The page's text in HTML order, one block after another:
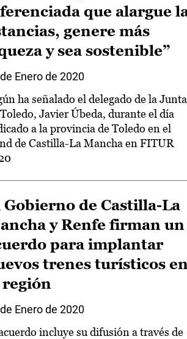
que alargue
genere más
y sea sostenible”
Enero de 2020
ha señalado el delegado de la Junta
Javier Úbeda, durante el día
a la provincia de Toledo en el
de Castilla-La Mancha en FITUR
Gobierno de Castilla-La
y Renfe firman un
para implantar
trenes turísticos
región
Enero de 2020
incluye su difusión a través de